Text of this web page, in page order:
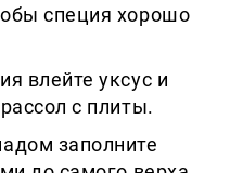
специя хорошо
влейте уксус и
с плиты.
заполните